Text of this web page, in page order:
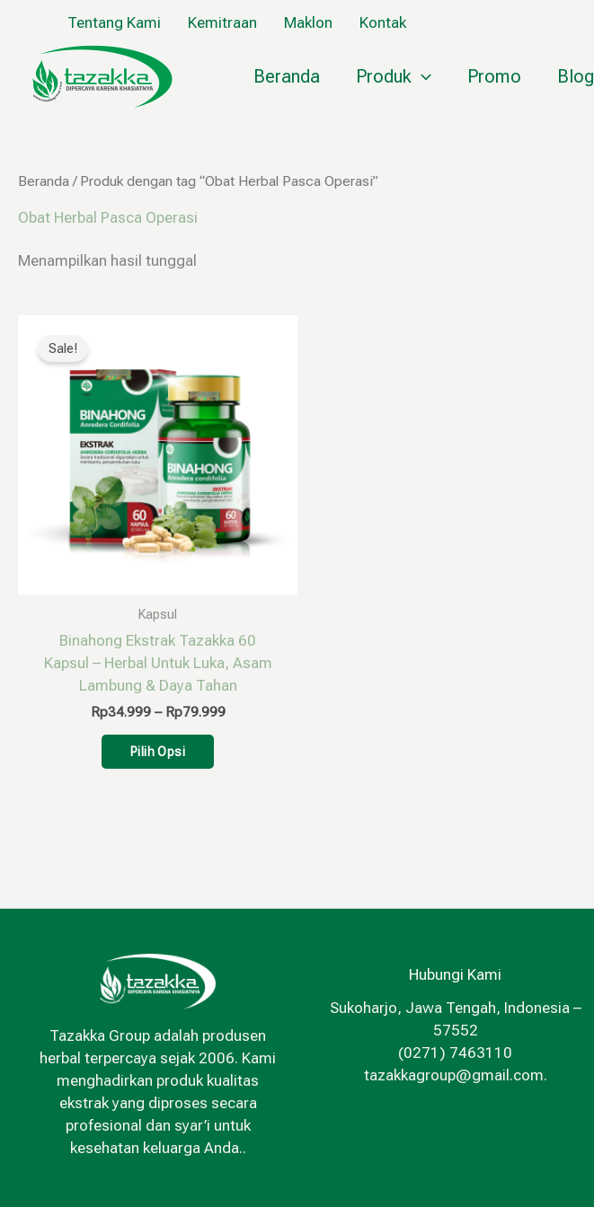
konten
Tentang Kami Kemitraan Maklon Kontak
Beranda Produk Promo Blog
Beranda/ Produk dengan tag “Obat Herbal Pasca Operasi”
Obat Herbal Pasca Operasi
Menampilkan hasil tunggal
Sale!
Kapsul
Binahong Ekstrak Tazakka 60
Kapsul – Herbal Untuk Luka, Asam
Lambung & Daya Tahan
Rp34.999 – Rp79.999
hingga
Pilih Opsi
memiliki
beberapa
varian.
Pilihan
ini
dapat
diambil
di
halaman
Tazakka Group adalah produsen
herbal terpercaya sejak 2006. Kami
menghadirkan produk kualitas
ekstrak yang diproses secara
profesional dan syar’i untuk
kesehatan keluarga Anda..
Hubungi Kami
Sukoharjo, Jawa Tengah, Indonesia –
57552
(0271) 7463110
tazakkagroup@gmail.com.